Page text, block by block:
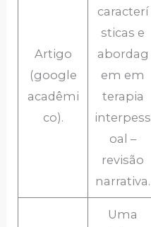
Artigo
(google
acadêmi
co).
caracterí
sticas e
abordag
em em
terapia
interpess
oal –
revisão
narrativa.
Uma